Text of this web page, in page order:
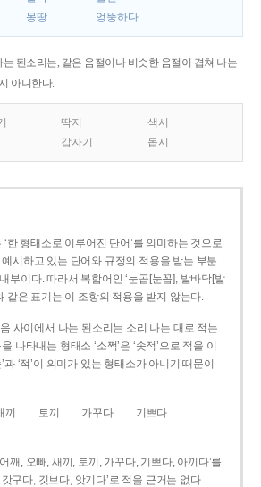
몽땅 엉뚱하다
는 된소리는, 같은 음절이나 비슷한 음절이 겹쳐 나는
아니한다.
딱지
색시
갑자기 몹시
‘한 형태소로 이루어진 단어’를 의미하는 것으로
시하고 있는 단어와 규정의 적용을 받는 부분
부이다. 따라서 복합어인 ‘눈곱[눈꼽], 발바닥[발
같은 표기는 이 조항의 적용을 받지 않는다.
사이에서 나는 된소리는 소리 나는 대로 적는
나타내는 형태소 ‘소쩍’은 ‘솟적’으로 적을 이
과 ‘적’이 의미가 있는 형태소가 아니기 때문이
끼 토끼 가꾸다
기쁘다
깨, 오빠, 새끼, 토끼, 가꾸다, 기쁘다, 아끼다’를
구다, 깃브다, 앗기다’로 적을 근거는 없다.